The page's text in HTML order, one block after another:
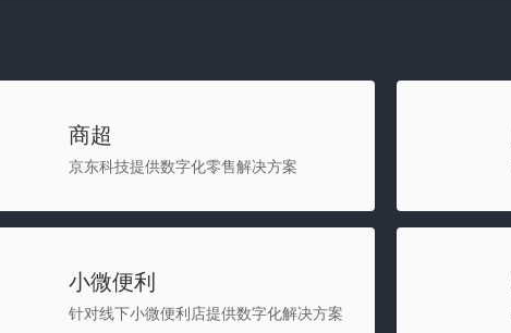
商超
京东科技提供数字化零售解决方案
小微便利
针对线下小微便利店提供数字化解决方案